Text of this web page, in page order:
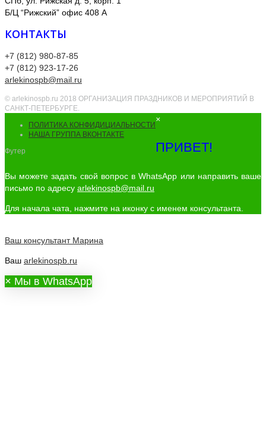
Б/Ц “Рижский” офис 408 А
КОНТАКТЫ
+7 (812) 980-87-85
+7 (812) 923-17-26
arlekinospb@mail.ru
© arlekinospb.ru 2018 ОРГАНИЗАЦИЯ ПРАЗДНИКОВ И МЕРОПРИЯТИЙ В
САНКТ-ПЕТЕРБУРГЕ.
ПОЛИТИКА КОНФИДИЦИАЛЬНОСТИ
НАША ГРУППА ВКОНТАКТЕ
Футер
×
ПРИВЕТ!
Вы можете задать свой вопрос в WhatsApp или направить ваше
письмо по адресу arlekinospb@mail.ru
Для начала чата, нажмите на иконку с именем консультанта.
Ваш консультант Марина
Ваш arlekinospb.ru
× Мы в WhatsApp